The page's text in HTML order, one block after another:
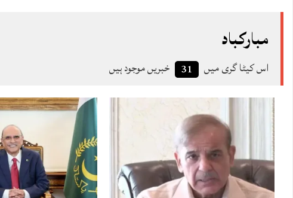
مبارکباد
اس کیٹا گری میں 31 خبریں موجود ہیں
01:00 02:00 04:00 05:00 06:00 07:00